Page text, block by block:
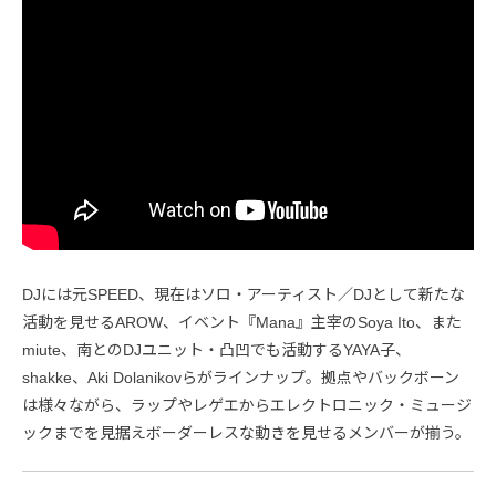
DJには元SPEED、現在はソロ・アーティスト／DJとして新たな
活動を見せるAROW、イベント『Mana』主宰のSoya Ito、また
miute、南とのDJユニット・凸凹でも活動するYAYA子、
shakke、Aki Dolanikovらがラインナップ。拠点やバックボーン
は様々ながら、ラップやレゲエからエレクトロニック・ミュージ
ックまでを見据えボーダーレスな動きを見せるメンバーが揃う。